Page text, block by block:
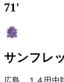
71'
サンフレ